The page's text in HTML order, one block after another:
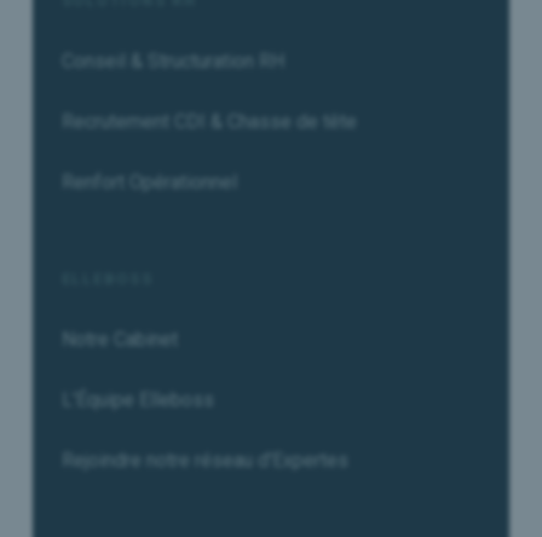
Recrutement CDI & Chasse de tête
Renfort Opérationnel
Notre Cabinet
Rejoindre notre réseau d'Expertes